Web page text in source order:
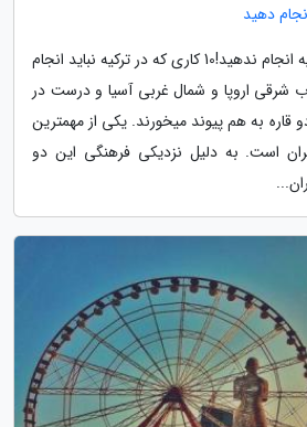
این کارها را در سفر به ترکیه انجام ندهید!10 کاری که در ترکیه نباید انجام
شرقی اروپا و شمال غربی آسیا و درست در
به هم پیوند می­خورند. یکی از مهمترین
است. به دلیل نزدیکی فرهنگی این دو